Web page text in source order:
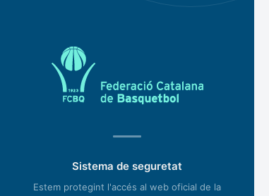
Sistema de seguretat
Estem protegint l'accés al web oficial de la